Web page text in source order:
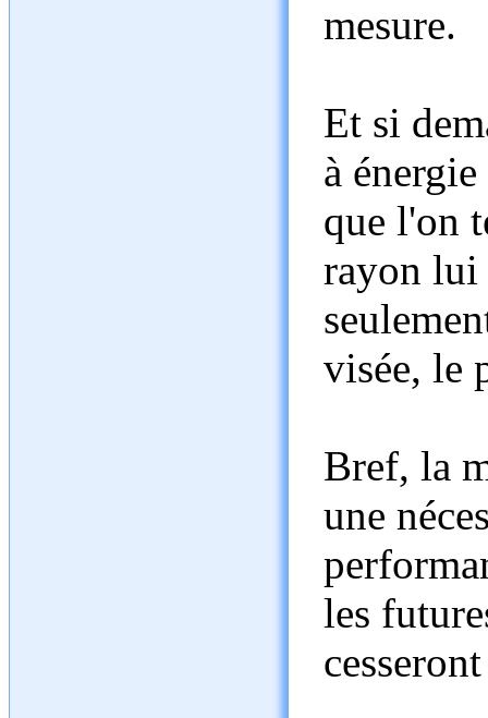
mesure.
Et si
à
que l'on
rayon lui
visée, le
Bref, la
une
les